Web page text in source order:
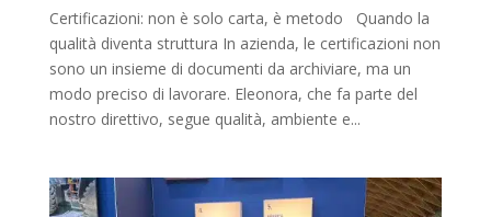
Certificazioni: non è solo carta, è metodo Quando la
qualità diventa struttura In azienda, le certificazioni non
sono un insieme di documenti da archiviare, ma un
modo preciso di lavorare. Eleonora, che fa parte del
nostro direttivo, segue qualità, ambiente e...